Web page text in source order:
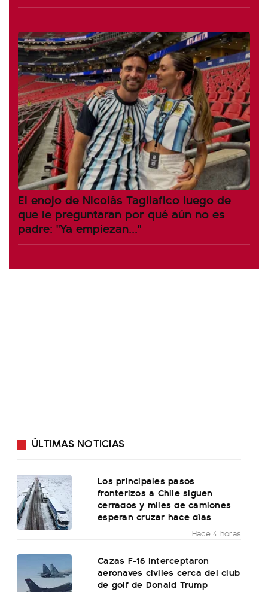
El enojo de Nicolás Tagliafico luego de
que le preguntaran por qué aún no es
padre: "Ya empiezan..."
ÚLTIMAS NOTICIAS
Los principales pasos
fronterizos a Chile siguen
cerrados y miles de camiones
esperan cruzar hace días
Hace 4 horas
Cazas F-16 interceptaron
aeronaves civiles cerca del club
de golf de Donald Trump